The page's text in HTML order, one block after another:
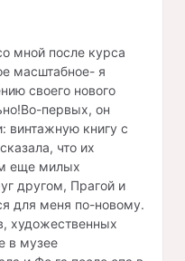
мной после курса
масштабное- я
своего нового
первых, он
винтажную книгу с
что их
еще милых
другом, Прагой и
для меня по-новому.
художественных
в музее